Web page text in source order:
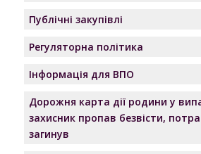
Публічні закупівлі
Регуляторна політика
Інформація для ВПО
Дорожня карта дії родини у
захисник пропав безвісти,
загинув